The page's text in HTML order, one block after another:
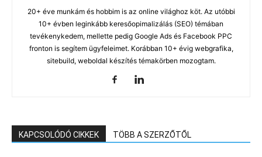
20+ éve munkám és hobbim is az online világhoz köt. Az utóbbi
10+ évben leginkább keresőopimalizálás (SEO) témában
tevékenykedem, mellette pedig Google Ads és Facebook PPC
fronton is segítem ügyfeleimet. Korábban 10+ évig webgrafika,
sitebuild, weboldal készítés témakörben mozogtam.
KAPCSOLÓDÓ CIKKEK TÖBB A SZERZŐTŐL